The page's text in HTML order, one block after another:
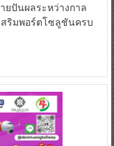
ยปันผลระหว่างกาล
สริมพอร์ตโซลูชันครบ